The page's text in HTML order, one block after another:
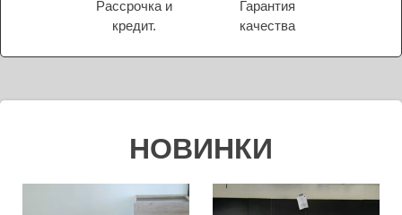
Рассрочка и
кредит.
Гарантия
качества
НОВИНКИ